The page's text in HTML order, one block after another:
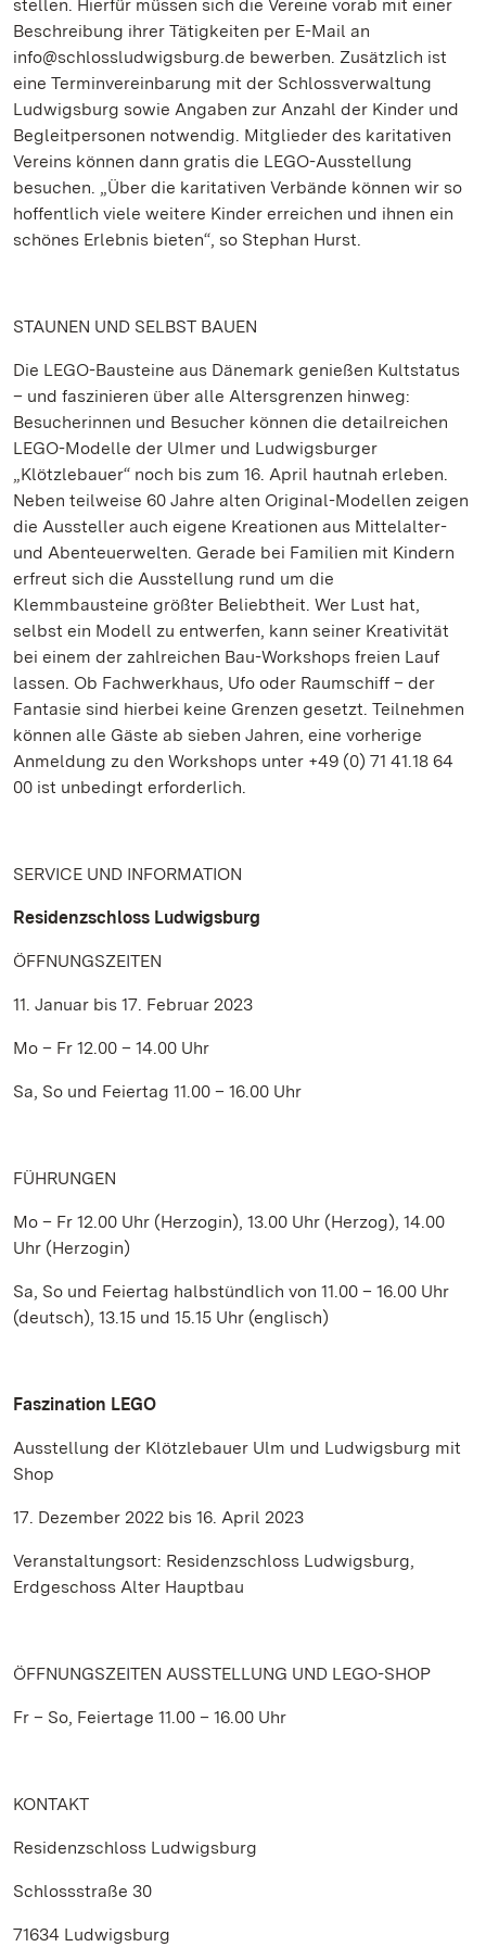
stellen. Hierfür müssen sich die Vereine vorab mit einer
Beschreibung ihrer Tätigkeiten per E-Mail an
info@schlossludwigsburg.de bewerben. Zusätzlich ist
eine Terminvereinbarung mit der Schlossverwaltung
Ludwigsburg sowie Angaben zur Anzahl der Kinder und
Begleitpersonen notwendig. Mitglieder des karitativen
Vereins können dann gratis die LEGO-Ausstellung
besuchen. „Über die karitativen Verbände können wir so
hoffentlich viele weitere Kinder erreichen und ihnen ein
schönes Erlebnis bieten“, so Stephan Hurst.
STAUNEN UND SELBST BAUEN
Die LEGO-Bausteine aus Dänemark genießen Kultstatus
– und faszinieren über alle Altersgrenzen hinweg:
Besucherinnen und Besucher können die detailreichen
LEGO-Modelle der Ulmer und Ludwigsburger
„Klötzlebauer“ noch bis zum 16. April hautnah erleben.
Neben teilweise 60 Jahre alten Original-Modellen zeigen
die Aussteller auch eigene Kreationen aus Mittelalter-
und Abenteuerwelten. Gerade bei Familien mit Kindern
erfreut sich die Ausstellung rund um die
Klemmbausteine größter Beliebtheit. Wer Lust hat,
selbst ein Modell zu entwerfen, kann seiner Kreativität
bei einem der zahlreichen Bau-Workshops freien Lauf
lassen. Ob Fachwerkhaus, Ufo oder Raumschiff – der
Fantasie sind hierbei keine Grenzen gesetzt. Teilnehmen
können alle Gäste ab sieben Jahren, eine vorherige
Anmeldung zu den Workshops unter +49 (0) 71 41.18 64
00 ist unbedingt erforderlich.
SERVICE UND INFORMATION
Residenzschloss Ludwigsburg
ÖFFNUNGSZEITEN
11. Januar bis 17. Februar 2023
Mo – Fr 12.00 – 14.00 Uhr
Sa, So und Feiertag 11.00 – 16.00 Uhr
FÜHRUNGEN
Mo – Fr 12.00 Uhr (Herzogin), 13.00 Uhr (Herzog), 14.00
Uhr (Herzogin)
Sa, So und Feiertag halbstündlich von 11.00 – 16.00 Uhr
(deutsch), 13.15 und 15.15 Uhr (englisch)
Faszination LEGO
Ausstellung der Klötzlebauer Ulm und Ludwigsburg mit
Shop
17. Dezember 2022 bis 16. April 2023
Veranstaltungsort: Residenzschloss Ludwigsburg,
Erdgeschoss Alter Hauptbau
ÖFFNUNGSZEITEN AUSSTELLUNG UND LEGO-SHOP
Fr – So, Feiertage 11.00 – 16.00 Uhr
KONTAKT
Residenzschloss Ludwigsburg
Schlossstraße 30
71634 Ludwigsburg